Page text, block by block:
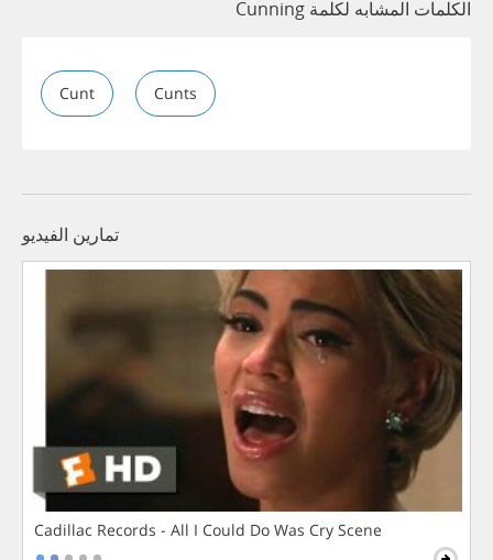
الكلمات المشابه لكلمة Cunning
Cunt Cunts
تمارين الفيديو
Cadillac Records - All I Could Do Was Cry Scene